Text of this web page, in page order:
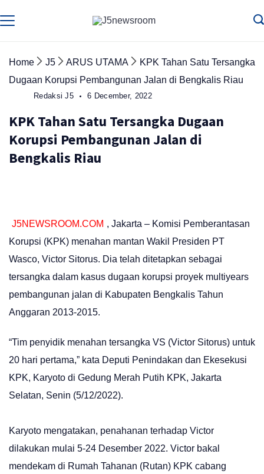
to
Home J5 ARUS UTAMA
KPK Tahan Satu Tersangka
Dugaan Korupsi Pembangunan Jalan di Bengkalis Riau
Redaksi J5 6 December, 2022
KPK Tahan Satu Tersangka Dugaan
Korupsi Pembangunan Jalan di
Bengkalis Riau
J5NEWSROOM.COM , Jakarta – Komisi Pemberantasan
Korupsi (KPK) menahan mantan Wakil Presiden PT
Wasco, Victor Sitorus. Dia telah ditetapkan sebagai
tersangka dalam kasus dugaan korupsi proyek multiyears
pembangunan jalan di Kabupaten Bengkalis Tahun
Anggaran 2013-2015.
“Tim penyidik menahan tersangka VS (Victor Sitorus) untuk
20 hari pertama,” kata Deputi Penindakan dan Ekesekusi
KPK, Karyoto di Gedung Merah Putih KPK, Jakarta
Selatan, Senin (5/12/2022).
Karyoto mengatakan, penahanan terhadap Victor
dilakukan mulai 5-24 Desember 2022. Victor bakal
mendekam di Rumah Tahanan (Rutan) KPK cabang